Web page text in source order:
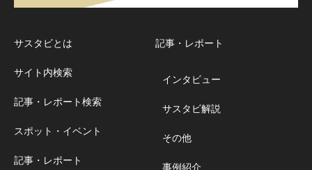
サスタビとは
サイト内検索
記事・レポート検索
スポット・イベント
記事・レポート
記事・レポート
インタビュー
サスタビ解説
その他
事例紹介